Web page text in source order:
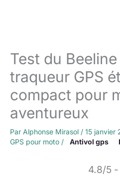
Test du
traqueur GPS
compact pour
aventureux
Par Alphonse Mirasol / 15 janvier
GPS pour moto / Antivol gps
4.8/5